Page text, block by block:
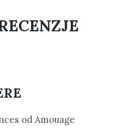
od Amouage